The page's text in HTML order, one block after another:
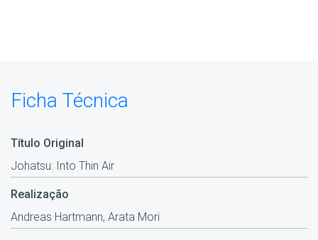
Ficha Técnica
Título Original
Johatsu: Into Thin Air
Realização
Andreas Hartmann, Arata Mori